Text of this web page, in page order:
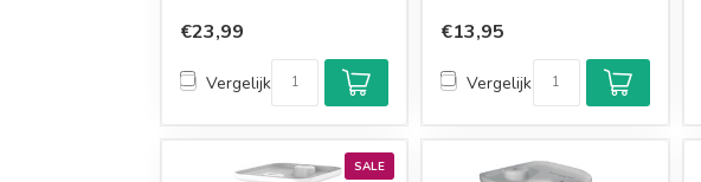
€23,99
Vergelijk
€13,95
Vergelijk
SALE